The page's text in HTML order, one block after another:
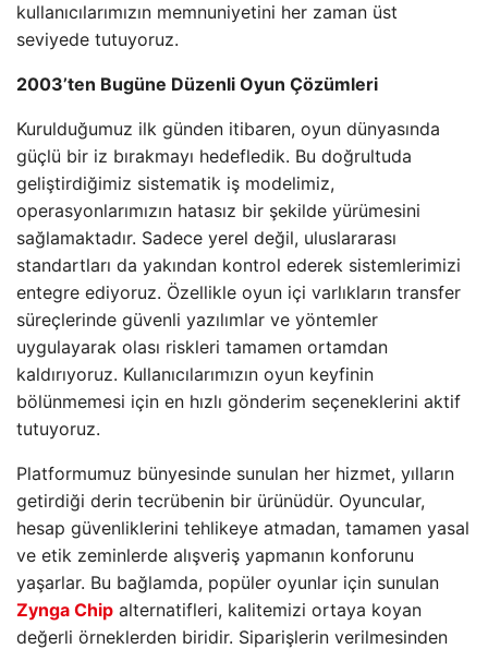
kullanıcılarımızın memnuniyetini her zaman üst
seviyede tutuyoruz.
2003’ten Bugüne Düzenli Oyun Çözümleri
Kurulduğumuz ilk günden itibaren, oyun dünyasında
güçlü bir iz bırakmayı hedefledik. Bu doğrultuda
geliştirdiğimiz sistematik iş modelimiz,
operasyonlarımızın hatasız bir şekilde yürümesini
sağlamaktadır. Sadece yerel değil, uluslararası
standartları da yakından kontrol ederek sistemlerimizi
entegre ediyoruz. Özellikle oyun içi varlıkların transfer
süreçlerinde güvenli yazılımlar ve yöntemler
uygulayarak olası riskleri tamamen ortamdan
kaldırıyoruz. Kullanıcılarımızın oyun keyfinin
bölünmemesi için en hızlı gönderim seçeneklerini aktif
tutuyoruz.
Platformumuz bünyesinde sunulan her hizmet, yılların
getirdiği derin tecrübenin bir ürünüdür. Oyuncular,
hesap güvenliklerini tehlikeye atmadan, tamamen yasal
ve etik zeminlerde alışveriş yapmanın konforunu
yaşarlar. Bu bağlamda, popüler oyunlar için sunulan
Zynga Chip alternatifleri, kalitemizi ortaya koyan
değerli örneklerden biridir. Siparişlerin verilmesinden